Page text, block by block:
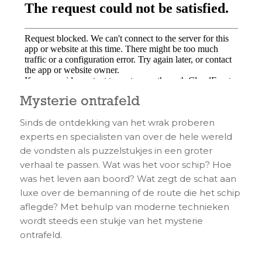
Mysterie ontrafeld
Sinds de ontdekking van het wrak proberen
experts en specialisten van over de hele wereld
de vondsten als puzzelstukjes in een groter
verhaal te passen. Wat was het voor schip? Hoe
was het leven aan boord? Wat zegt de schat aan
luxe over de bemanning of de route die het schip
aflegde? Met behulp van moderne technieken
wordt steeds een stukje van het mysterie
ontrafeld.